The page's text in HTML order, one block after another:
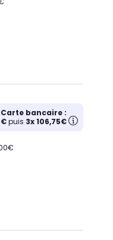
Carte bancaire :
puis 3x 106,75€